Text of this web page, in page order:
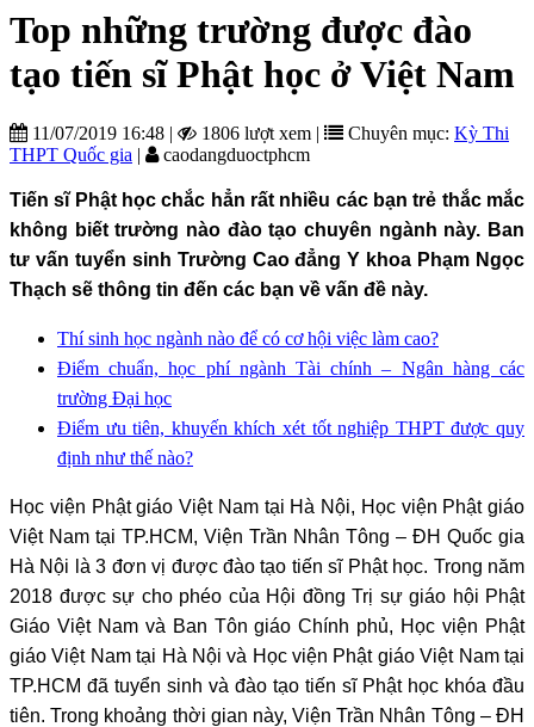
Top những trường được đào
tạo tiến sĩ Phật học ở Việt Nam
11/07/2019 16:48 | 1806 lượt xem | Chuyên mục: Kỳ Thi
THPT Quốc gia | caodangduoctphcm
Tiến sĩ Phật học chắc hẳn rất nhiều các bạn trẻ thắc mắc
không biết trường nào đào tạo chuyên ngành này. Ban
tư vấn tuyển sinh Trường Cao đẳng Y khoa Phạm Ngọc
Thạch sẽ thông tin đến các bạn về vấn đề này.
Thí sinh học ngành nào để có cơ hội việc làm cao?
Điểm chuẩn, học phí ngành Tài chính – Ngân hàng các
trường Đại học
Điểm ưu tiên, khuyến khích xét tốt nghiệp THPT được quy
định như thế nào?
Học viện Phật giáo Việt Nam tại Hà Nội, Học viện Phật giáo
Việt Nam tại TP.HCM, Viện Trần Nhân Tông – ĐH Quốc gia
Hà Nội là 3 đơn vị được đào tạo tiến sĩ Phật học. Trong năm
2018 được sự cho phéo của Hội đồng Trị sự giáo hội Phật
Giáo Việt Nam và Ban Tôn giáo Chính phủ, Học viện Phật
giáo Việt Nam tại Hà Nội và Học viện Phật giáo Việt Nam tại
TP.HCM đã tuyển sinh và đào tạo tiến sĩ Phật học khóa đầu
tiên. Trong khoảng thời gian này, Viện Trần Nhân Tông – ĐH